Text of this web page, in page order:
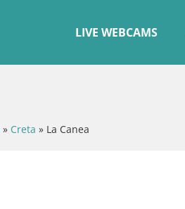
LIVE WEBCAMS
» Creta » La Canea